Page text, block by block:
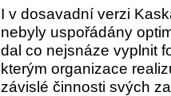
I v dosavadní verzi
nebyly uspořádány
dal co nejsnáze vyplnit
kterým organizace
závislé činnosti svých